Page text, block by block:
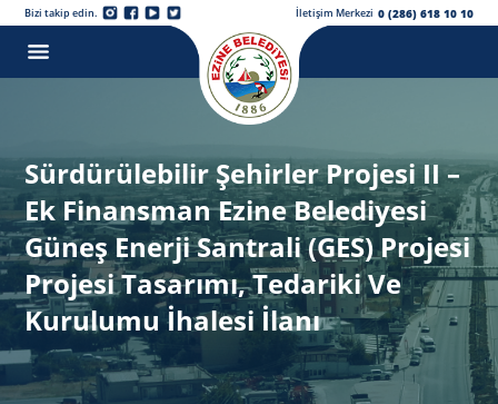
Bizi takip edin. İletişim Merkezi 0 (286) 618 10 10
Sürdürülebilir Şehirler Projesi II –
Ek Finansman Ezine Belediyesi
Güneş Enerji Santrali (GES) Projesi
Projesi Tasarımı, Tedariki Ve
Kurulumu İhalesi İlanı